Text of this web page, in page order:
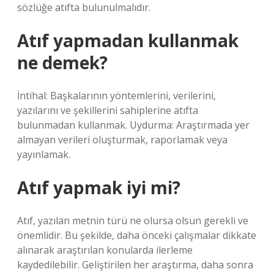
sözlüğe atıfta bulunulmalıdır.
Atıf yapmadan kullanmak
ne demek?
İntihal: Başkalarının yöntemlerini, verilerini,
yazılarını ve şekillerini sahiplerine atıfta
bulunmadan kullanmak. Uydurma: Araştırmada yer
almayan verileri oluşturmak, raporlamak veya
yayınlamak.
Atıf yapmak iyi mi?
Atıf, yazılan metnin türü ne olursa olsun gerekli ve
önemlidir. Bu şekilde, daha önceki çalışmalar dikkate
alınarak araştırılan konularda ilerleme
kaydedilebilir. Geliştirilen her araştırma, daha sonra